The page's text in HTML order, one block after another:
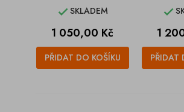
SKLADEM
Cena
1 050,00 Kč
PŘIDAT DO KOŠÍKU

Cena
1
PŘIDAT